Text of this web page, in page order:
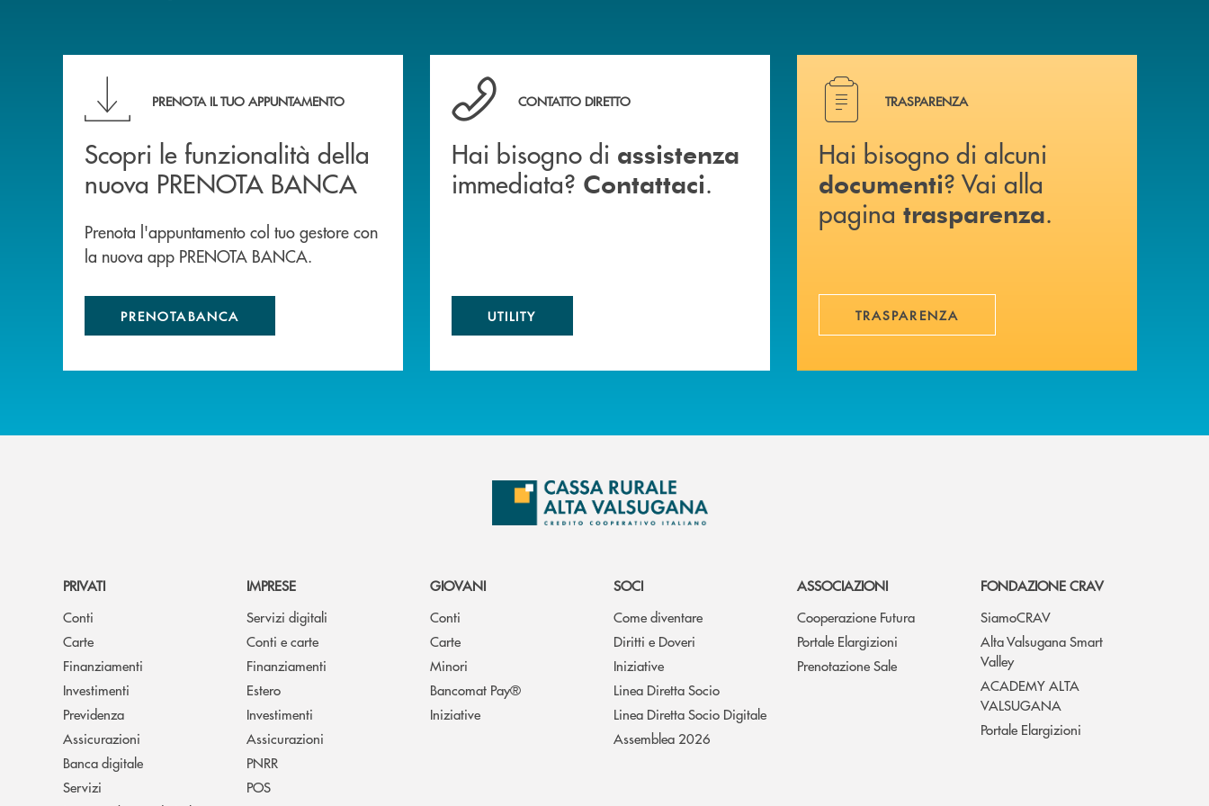
PRENOTA IL TUO APPUNTAMENTO
Scopri le funzionalità della
nuova PRENOTA BANCA
Prenota l'appuntamento col tuo gestore con
la nuova app PRENOTA BANCA.
PRENOTABANCA
Hai bisogno di assistenza immediata? Contattaci .
CONTATTO DIRETTO
Hai bisogno di assistenza
immediata? Contattaci.
UTILITY
Hai bisogno di alcuni documenti ? Vai alla pagina
TRASPARENZA
Hai bisogno di alcuni
documenti? Vai alla
pagina trasparenza.
TRASPARENZA
PRIVATI
Conti
Carte
Finanziamenti
Investimenti
Previdenza
Assicurazioni
Banca digitale
Servizi
IMPRESE
Servizi digitali
Conti e carte
Finanziamenti
Estero
Investimenti
Assicurazioni
PNRR
POS
GIOVANI
Conti
Carte
Minori
Bancomat Pay®
Iniziative
SOCI
Come diventare
Diritti e Doveri
Iniziative
Linea Diretta Socio
Linea Diretta Socio Digitale
Assemblea 2026
ASSOCIAZIONI
Cooperazione Futura
Portale Elargizioni
Prenotazione Sale
FONDAZIONE CRAV
SiamoCRAV
Alta Valsugana Smart
Valley
ACADEMY ALTA
VALSUGANA
Portale Elargizioni